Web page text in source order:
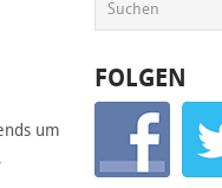
um
FOLGEN